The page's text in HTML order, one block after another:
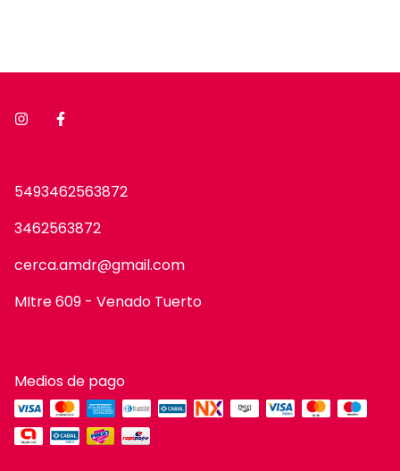
5493462563872
3462563872
cerca.amdr@gmail.com
MItre 609 - Venado Tuerto
Medios de pago